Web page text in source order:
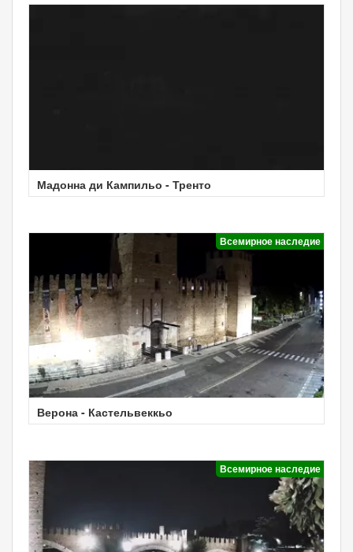
Мадонна ди Кампильо - Тренто
Всемирное наследие
Верона - Кастельвеккьо
Всемирное наследие